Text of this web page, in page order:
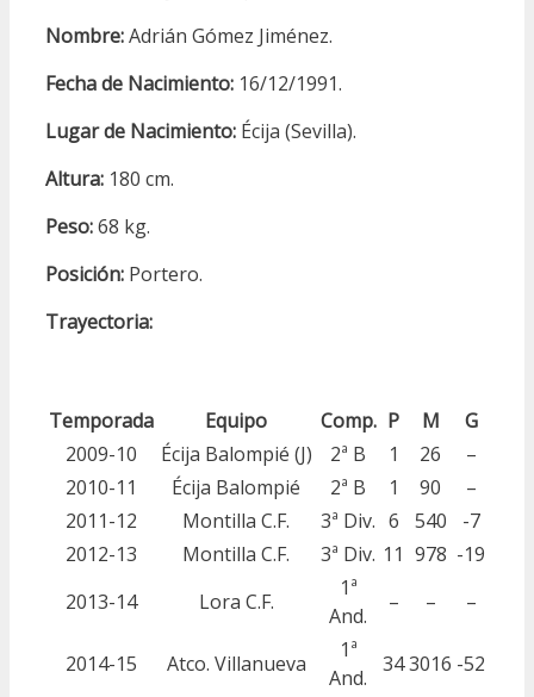
Nombre:Adrián Gómez Jiménez.
Fecha de Nacimiento: 16/12/1991.
Lugar de Nacimiento: Écija (Sevilla).
Altura: 180 cm.
Peso:68 kg.
Posición: Portero.
Trayectoria:
Temporada Equipo Comp. P M
G
2009-10
Écija Balompié (J) 2ª B 1 26
–
2010-11
Écija Balompié 2ª B 1 90
–
2011-12
Montilla C.F. 3ª Div. 6 540
-7
2012-13
Montilla C.F. 3ª Div. 11 978 -19
2013-14
Lora C.F.
1ª
And.
– – –
2014-15 Atco. Villanueva
1ª
And.
343016 -52